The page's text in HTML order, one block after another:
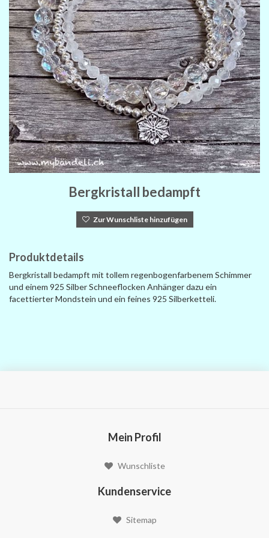
Bergkristall bedampft
Zur Wunschliste hinzufügen
Produktdetails
Bergkristall bedampft mit tollem regenbogenfarbenem Schimmer
und einem 925 Silber Schneeflocken Anhänger dazu ein
facettierter Mondstein und ein feines 925 Silberketteli.
Mein Profil
Wunschliste
Kundenservice
Sitemap